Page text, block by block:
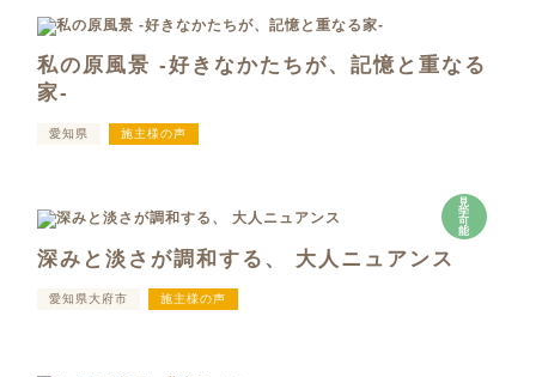
私の原風景 -好きなかたちが、記憶と重なる
家-
愛知県 施主様の声
見
学
可
能
深みと淡さが調和する、 大人ニュアンス
愛知県大府市 施主様の声